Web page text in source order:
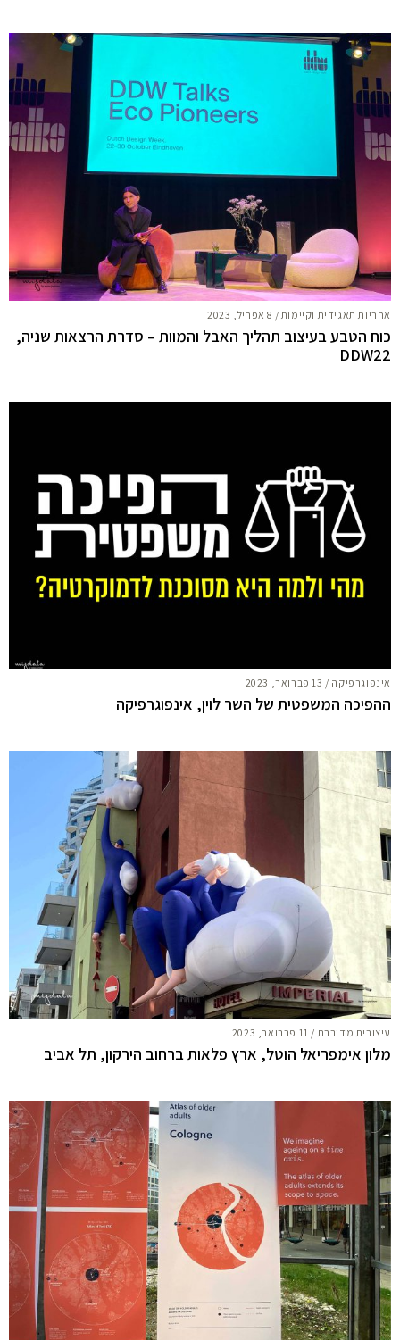
אחריות תאגידית וקיימות / 8 אפריל, 2023
כוח הטבע בעיצוב תהליך האבל והמוות – סדרת הרצאות שניה,
DDW22
אינפוגרפיקה / 13 פברואר, 2023
ההפיכה המשפטית של השר לוין, אינפוגרפיקה
עיצובית מדוברת / 11 פברואר, 2023
מלון אימפריאל הוטל, ארץ פלאות ברחוב הירקון, תל אביב